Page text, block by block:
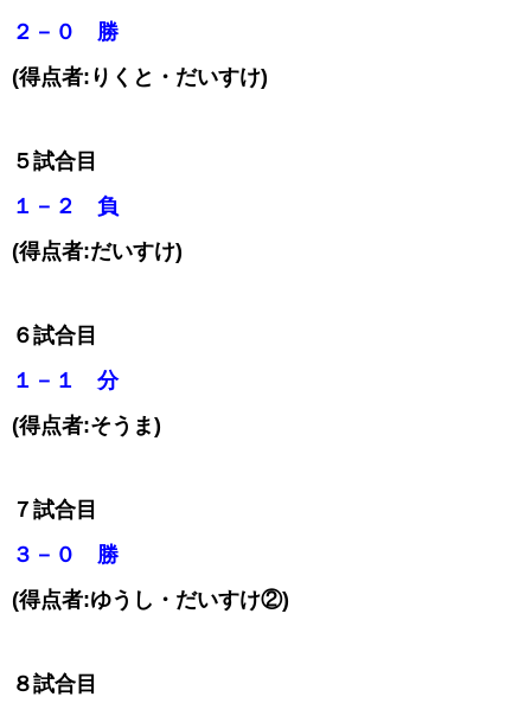
２－０ 勝
(得点者:りくと・だいすけ)
５試合目
１－２ 負
(得点者:だいすけ)
６試合目
１－１ 分
(得点者:そうま)
７試合目
３－０ 勝
(得点者:ゆうし・だいすけ②)
８試合目